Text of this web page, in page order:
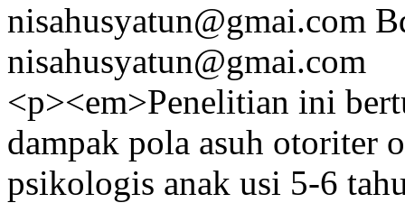
nisahusyatun@gmai.com
nisahusyatun@gmai.com
<p><em>Penelitian ini
dampak pola asuh otoriter
psikologis anak usi 5-6